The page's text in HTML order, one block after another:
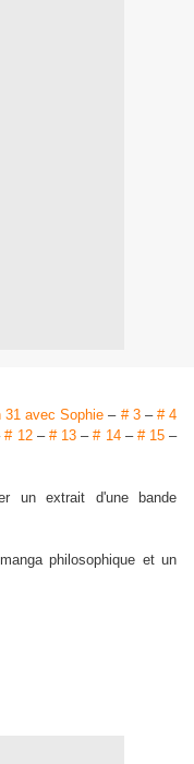
31 avec Sophie – # 3– # 4
# 12– # 13 –# 14– # 15 –
un extrait d'une bande
philosophique et un